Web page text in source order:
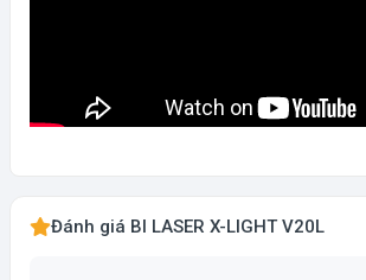
Đánh giá BI LASER X-LIGHT V20L